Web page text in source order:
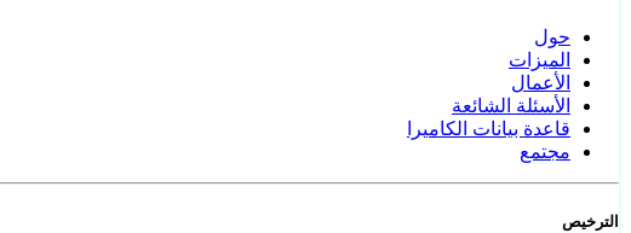
حول
الميزات
الأعمال
الأسئلة الشائعة
قاعدة بيانات الكاميرا
مجتمع
الترخيص